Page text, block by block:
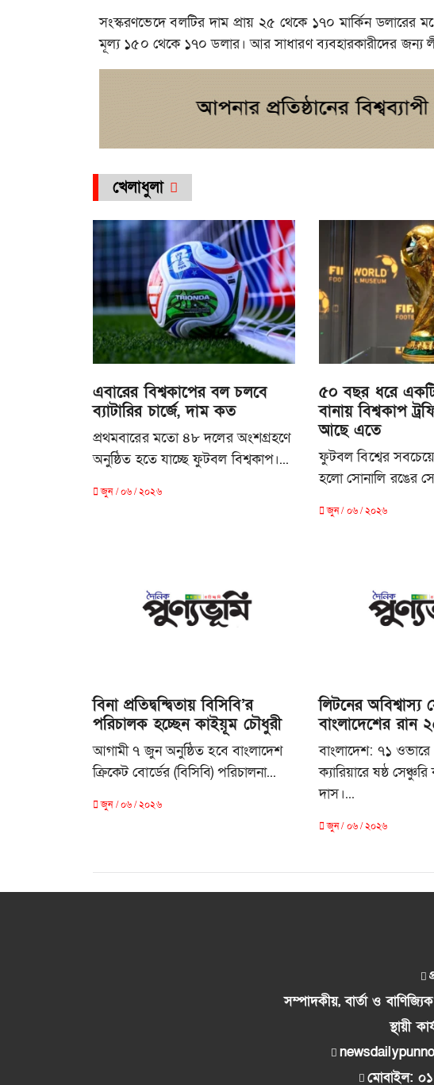
সংস্করণভেদে বলটির দাম প্রায় ২৫ থেকে ১৭০ মার্কিন ডলারের
মূল্য ১৫০ থেকে ১৭০ ডলার। আর সাধারণ ব্যবহারকারীদের জন্য
খেলাধুলা
এবারের বিশ্বকাপের বল চলবে
ব্যাটারির চার্জে, দাম কত
প্রথমবারের মতো ৪৮ দলের অংশগ্রহণে
অনুষ্ঠিত হতে যাচ্ছে ফুটবল বিশ্বকাপ।...
জুন / ০৬ / ২০২৬
৫০ বছর ধরে
বানায় বিশ্বকাপ
আছে এতে
ফুটবল বিশ্বের
হলো সোনালি রঙের
জুন / ০৬ / ২০২৬
বিনা প্রতিদ্বন্দ্বিতায় বিসিবি’র
পরিচালক হচ্ছেন কাইয়ূম চৌধুরী
আগামী ৭ জুন অনুষ্ঠিত হবে বাংলাদেশ
ক্রিকেট বোর্ডের (বিসিবি) পরিচালনা...
জুন / ০৬ / ২০২৬
লিটনের অবিশ্বাস্য
বাংলাদেশের রান
বাংলাদেশ: ৭১
ক্যারিয়ারে ষষ্ঠ
দাস।...
জুন / ০৬ / ২০২৬
সম্পাদকীয়, বার্তা ও
স্থায়ী
মোবাইল: